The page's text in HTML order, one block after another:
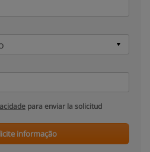
para enviar la solicitud
informação